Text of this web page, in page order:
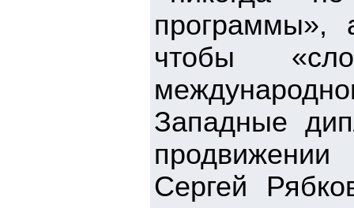
программы»,
чтобы
Западные
Сергей